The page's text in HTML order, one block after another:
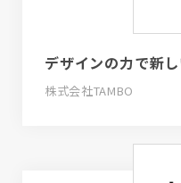
デザインの力で新し
株式会社TAMBO